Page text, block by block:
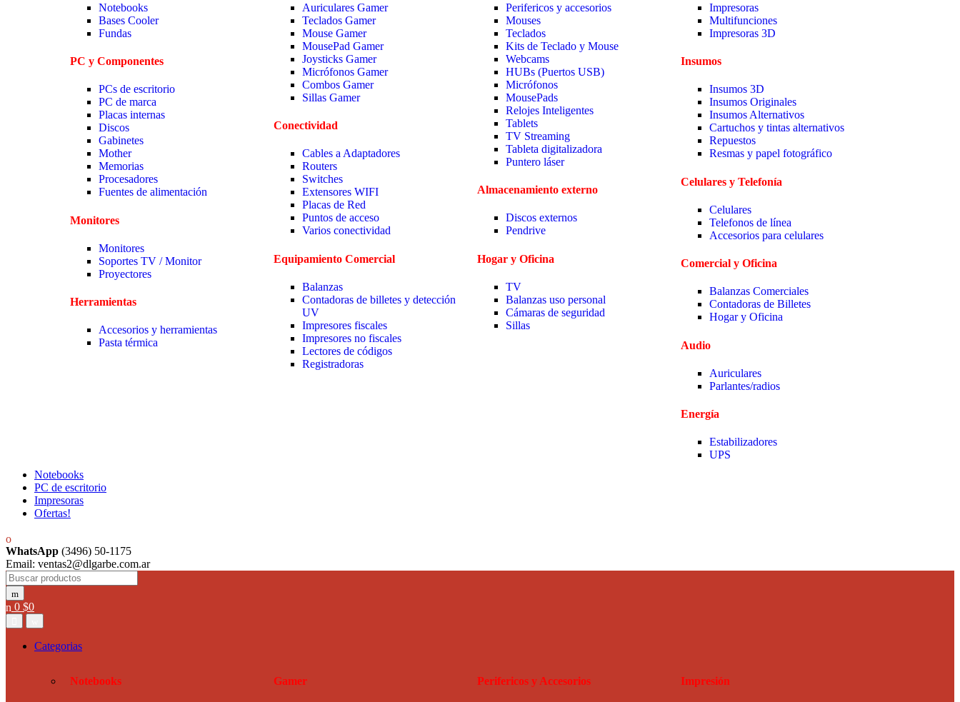
Notebooks
Bases Cooler
Fundas
PC y Componentes
PCs de escritorio
PC de marca
Placas internas
Discos
Gabinetes
Mother
Memorias
Procesadores
Fuentes de alimentación
Monitores
Monitores
Soportes TV / Monitor
Proyectores
Herramientas
Accesorios y herramientas
Pasta térmica
Auriculares Gamer
Teclados Gamer
Mouse Gamer
MousePad Gamer
Joysticks Gamer
Micrófonos Gamer
Combos Gamer
Sillas Gamer
Conectividad
Cables a Adaptadores
Routers
Switches
Extensores WIFI
Placas de Red
Puntos de acceso
Varios conectividad
Equipamiento Comercial
Balanzas
Contadoras de billetes y detección
UV
Impresores fiscales
Impresores no fiscales
Lectores de códigos
Registradoras
Perifericos y accesorios
Mouses
Teclados
Kits de Teclado y Mouse
Webcams
HUBs (Puertos USB)
Micrófonos
MousePads
Relojes Inteligentes
Tablets
TV Streaming
Tableta digitalizadora
Puntero láser
Almacenamiento externo
Discos externos
Pendrive
Hogar y Oficina
TV
Balanzas uso personal
Cámaras de seguridad
Sillas
Impresoras
Multifunciones
Impresoras 3D
Insumos
Insumos 3D
Insumos Originales
Insumos Alternativos
Cartuchos y tintas alternativos
Repuestos
Resmas y papel fotográfico
Celulares y Telefonía
Celulares
Telefonos de línea
Accesorios para celulares
Comercial y Oficina
Balanzas Comerciales
Contadoras de Billetes
Hogar y Oficina
Audio
Auriculares
Parlantes/radios
Energía
Estabilizadores
UPS
Notebooks
PC de escritorio
Impresoras
Ofertas!
WhatsApp (3496) 50-1175
Email: ventas2@dlgarbe.com.ar
0 $0
Categorias
Notebooks Gamer Perifericos y Accesorios Impresión